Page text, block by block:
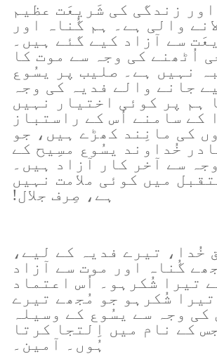
زندگی کی شَریعَت عظیم
والی ہے۔ ہم گُناہ اور
سے آزاد کیے گئے ہیں۔
اُٹھنے کی وجہ سے موت کا
نہیں ہے۔ صلیب پر یسُوع
جانے والے فدیہ کی وجہ
ہم پر کوئی اختیار نہیں
کے سامنے اُس کے راستباز
کی مانِند کھڑے ہیں، جو
خُداوند یسُوع مسِیح کے
سے آخر کار آزاد ہیں۔
میں کوئی ملامت نہیں
ہے، صِرف جلال!
خُدا، تیرے فدیہ کے لیے،
گُناہ اور موت سے آزاد
تیرا شُکرہو۔ اُس اعتماد
شُکرہو جو مُجھے تیرے
کی وجہ سے یسُوع کے وسیلہ
کے نام میں اِلتجا کرتا
ہُوں۔ آمین۔